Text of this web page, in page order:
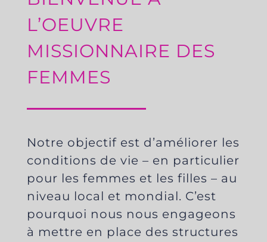
L’OEUVRE
MISSIONNAIRE DES
FEMMES
Notre objectif est d’améliorer les
conditions de vie – en particulier
pour les femmes et les filles – au
niveau local et mondial. C’est
pourquoi nous nous engageons
à mettre en place des structures